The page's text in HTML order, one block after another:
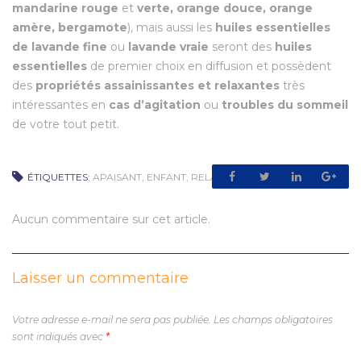
mandarine rouge et verte, orange douce, orange
amère, bergamote), mais aussi les huiles essentielles
de lavande fine ou lavande vraie seront des huiles
essentielles de premier choix en diffusion et possèdent
des propriétés assainissantes et relaxantes très
intéressantes en cas d’agitation ou troubles du sommeil
de votre tout petit.
ÉTIQUETTES: APAISANT, ENFANT, RELAXANT
Aucun commentaire sur cet article.
Laisser un commentaire
Votre adresse e-mail ne sera pas publiée. Les champs obligatoires
sont indiqués avec *